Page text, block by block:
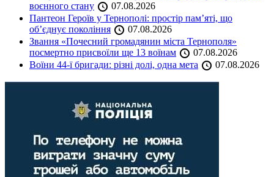
воєнного стану
07.08.2026
Пантеон Героїв у Тернополі: простір пам’яті, що
об’єднує покоління
07.08.2026
Звання «Почесний громадянин міста Тернополя»
посмертно присвоїли ще 13 воїнам
07.08.2026
Воїни 44-ї бригади: різні долі, одна мета
07.08.2026